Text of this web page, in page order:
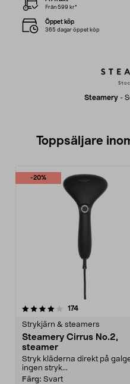
Steamery -
Från 599 kr*
Öppet köp
365 dagar öppet köp
Toppsäljare
-20%
174recensioner
Strykjärn & steamers
Steamery Cirrus No.2,
steamer
Stryk kläderna direkt på
ingen stryk...
Färg: Svart
4.0 av 5 stjärnor